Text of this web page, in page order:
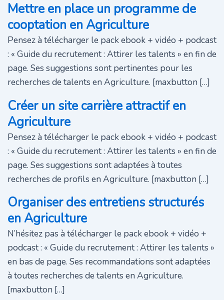
Mettre en place un programme de
cooptation en Agriculture
Pensez à télécharger le pack ebook + vidéo + podcast
: « Guide du recrutement : Attirer les talents » en fin de
page. Ses suggestions sont pertinentes pour les
recherches de talents en Agriculture. [maxbutton […]
Créer un site carrière attractif en
Agriculture
Pensez à télécharger le pack ebook + vidéo + podcast
: « Guide du recrutement : Attirer les talents » en fin de
page. Ses suggestions sont adaptées à toutes
recherches de profils en Agriculture. [maxbutton […]
Organiser des entretiens structurés
en Agriculture
N’hésitez pas à télécharger le pack ebook + vidéo +
podcast : « Guide du recrutement : Attirer les talents »
en bas de page. Ses recommandations sont adaptées
à toutes recherches de talents en Agriculture.
[maxbutton […]